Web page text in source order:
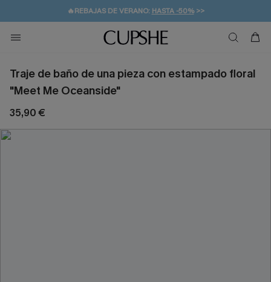
👒PROMOCIÓN DE VERANO:-10% EN 2 VESTIDOS
💌¡SUSCRIBIRSE & GANAR -10% EXTRA!
🚚ENVÍO GRATUITO A PARTIR DE 49 € >>
Traje de baño de una pieza con estampado floral
"Meet Me Oceanside"
35,90 €